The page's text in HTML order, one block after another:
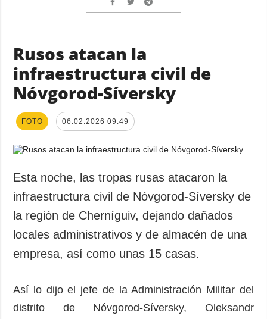
Rusos atacan la
infraestructura civil de
Nóvgorod-Síversky
FOTO 06.02.2026 09:49
Esta noche, las tropas rusas atacaron la
infraestructura civil de Nóvgorod-Síversky de
la región de Cherníguiv, dejando dañados
locales administrativos y de almacén de una
empresa, así como unas 15 casas.
Así lo dijo el jefe de la Administración Militar del
distrito de Nóvgorod-Síversky, Oleksandr